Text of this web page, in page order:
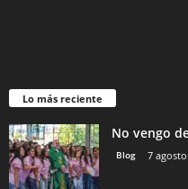
Lo más reciente
No vengo
Blog 7